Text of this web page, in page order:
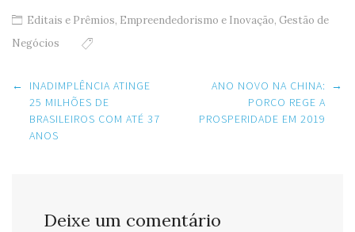
Editais e Prêmios, Empreendedorismo e Inovação, Gestão de
Negócios
Post
navigation
←
INADIMPLÊNCIA ATINGE
25 MILHÕES DE
BRASILEIROS COM ATÉ 37
ANOS
ANO NOVO NA CHINA:
PORCO REGE A
PROSPERIDADE EM 2019
→
Deixe um comentário